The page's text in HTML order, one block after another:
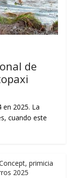
de
en 2025. La
cuando este
primicia
2025